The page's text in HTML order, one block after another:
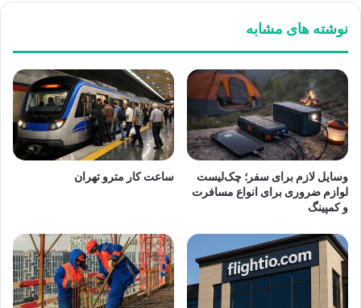
نوشته های مشابه
وسایل لازم برای سفر؛ چک‌لیست
لوازم ضروری برای انواع مسافرت
و کمپینگ
ساعت کار مترو تهران